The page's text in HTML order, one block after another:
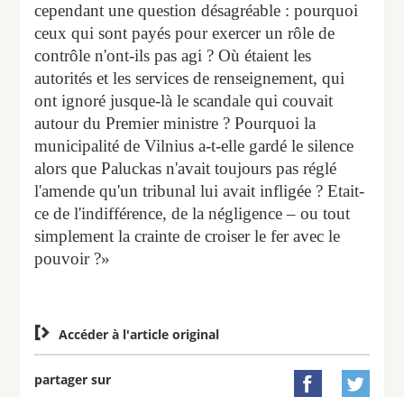
cependant une question désagréable : pourquoi
ceux qui sont payés pour exercer un rôle de
contrôle n'ont-ils pas agi ? Où étaient les
autorités et les services de renseignement, qui
ont ignoré jusque-là le scandale qui couvait
autour du Premier ministre ? Pourquoi la
municipalité de Vilnius a-t-elle gardé le silence
alors que Paluckas n'avait toujours pas réglé
l'amende qu'un tribunal lui avait infligée ? Etait-
ce de l'indifférence, de la négligence – ou tout
simplement la crainte de croiser le fer avec le
pouvoir ?»
 Accéder à l'article original
partager sur  